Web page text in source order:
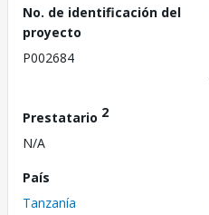
No. de identificación del
proyecto
P002684
Prestatario 2
N/A
País
Tanzanía